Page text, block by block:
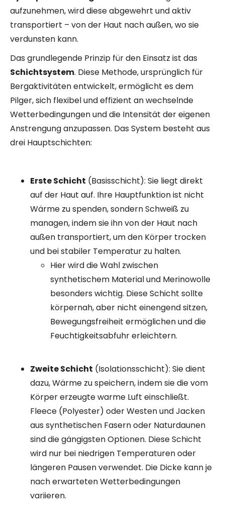
aufzunehmen, wird diese abgewehrt und aktiv
transportiert – von der Haut nach außen, wo sie
verdunsten kann.
Das grundlegende Prinzip für den Einsatz ist das
Schichtsystem. Diese Methode, ursprünglich für
Bergaktivitäten entwickelt, ermöglicht es dem
Pilger, sich flexibel und effizient an wechselnde
Wetterbedingungen und die Intensität der eigenen
Anstrengung anzupassen. Das System besteht aus
drei Hauptschichten:
Erste Schicht (Basisschicht): Sie liegt direkt
auf der Haut auf. Ihre Hauptfunktion ist nicht
Wärme zu spenden, sondern Schweiß zu
managen, indem sie ihn von der Haut nach
außen transportiert, um den Körper trocken
und bei stabiler Temperatur zu halten.
Hier wird die Wahl zwischen
synthetischem Material und Merinowolle
besonders wichtig. Diese Schicht sollte
körpernah, aber nicht einengend sitzen,
Bewegungsfreiheit ermöglichen und die
Feuchtigkeitsabfuhr erleichtern.
Zweite Schicht (Isolationsschicht): Sie dient
dazu, Wärme zu speichern, indem sie die vom
Körper erzeugte warme Luft einschließt.
Fleece (Polyester) oder Westen und Jacken
aus synthetischen Fasern oder Naturdaunen
sind die gängigsten Optionen. Diese Schicht
wird nur bei niedrigen Temperaturen oder
längeren Pausen verwendet. Die Dicke kann je
nach erwarteten Wetterbedingungen
variieren.